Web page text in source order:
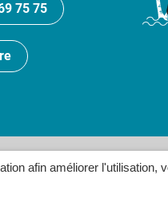
afin améliorer l'utilisation,
75 75